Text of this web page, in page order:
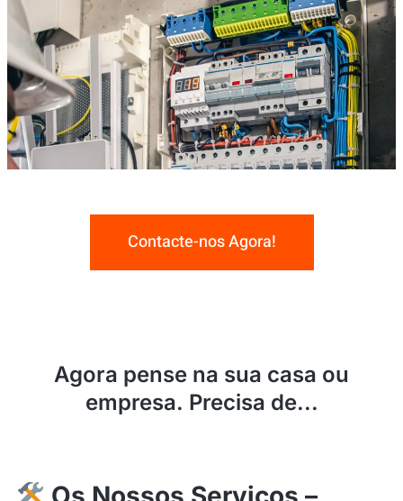
Contacte-nos Agora!
Agora pense na sua casa ou
empresa. Precisa de...